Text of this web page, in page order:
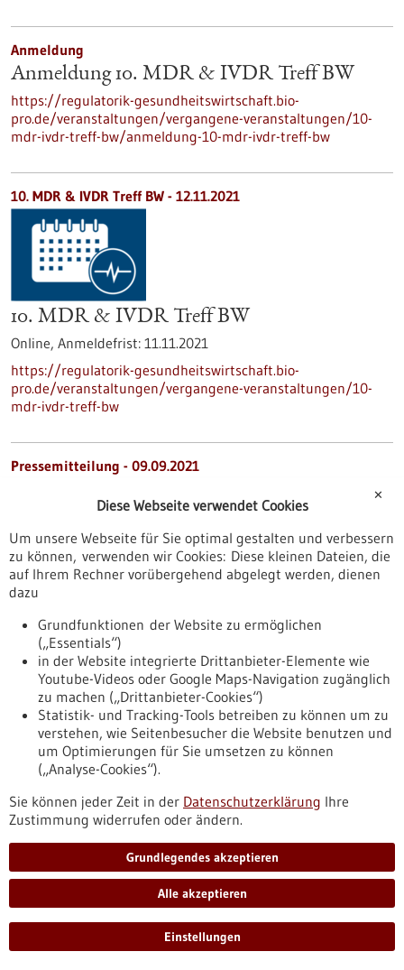
Anmeldung
Anmeldung 10. MDR & IVDR Treff BW
https://regulatorik-gesundheitswirtschaft.bio-
pro.de/veranstaltungen/vergangene-veranstaltungen/10-
mdr-ivdr-treff-bw/anmeldung-10-mdr-ivdr-treff-bw
10. MDR & IVDR Treff BW - 12.11.2021
10. MDR & IVDR Treff BW
Online, Anmeldefrist: 11.11.2021
https://regulatorik-gesundheitswirtschaft.bio-
pro.de/veranstaltungen/vergangene-veranstaltungen/10-
mdr-ivdr-treff-bw
Pressemitteilung - 09.09.2021
Württemberg auf Wachstumskurs
Stuttgart, 09.09.2021. Das von Ministerpräsident Winfried
Kretschmann initiierte Forum Gesundheitsstandort Baden-
Württemberg wächst auf 500 Akteure aus Krankenhäusern
und Pflegeeinrichtungen, Forschungsinstituten und
Medizintechnikfirmen in Baden-Württemberg.
https://www.forum-gesundheitsstandort-
bw.de/infothek/news-presse/forum-gesundheitsstandort-
baden-wuerttemberg-auf-wachstumskurs
Pressemitteilung - 09.09.2021
Maschinelles Lernen verbessert die biologische
Bildanalyse
Mit der superauflösenden Mikroskopie gewinnen
die Welt der Zellen und können nanometerkleine Strukturen
im Zellinneren erkunden. Das Verfahren hat die
Lichtmikroskopie revolutioniert und seinen Erfindern 2014
den Nobelpreis für Chemie eingebracht. Tübinger KI-Forscher
haben in einem internationalen Projekt einen Algorithmus
entwickelt, der diese Technologie wesentlich beschleunigt.
✕
Diese Webseite verwendet Cookies
Um unsere Webseite für Sie optimal gestalten und verbessern
zu können, verwenden wir Cookies: Diese kleinen Dateien, die
auf Ihrem Rechner vorübergehend abgelegt werden, dienen
dazu
Grundfunktionen der Website zu ermöglichen
(„Essentials“)
in der Website integrierte Drittanbieter-Elemente wie
Youtube-Videos oder Google Maps-Navigation zugänglich
zu machen („Drittanbieter-Cookies“)
Statistik- und Tracking-Tools betreiben zu können um zu
verstehen, wie Seitenbesucher die Website benutzen und
um Optimierungen für Sie umsetzen zu können
(„Analyse-Cookies“).
Sie können jeder Zeit in der Datenschutzerklärung Ihre
Zustimmung widerrufen oder ändern.
Grundlegendes akzeptieren
Alle akzeptieren
Einstellungen